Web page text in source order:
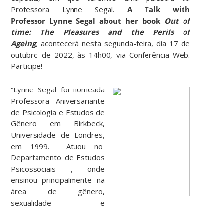
Professora Lynne Segal. A Talk with
Professor Lynne Segal about her book Out of
time: The Pleasures and the Perils of
Ageing, acontecerá nesta segunda-feira, dia 17 de
outubro de 2022, às 14h00, via Conferência Web.
Participe!
“Lynne Segal foi nomeada
Professora Aniversariante
de Psicologia e Estudos de
Gênero em Birkbeck,
Universidade de Londres,
em 1999. Atuou no
Departamento de Estudos
Psicossociais , onde
ensinou principalmente na
área de gênero,
sexualidade e